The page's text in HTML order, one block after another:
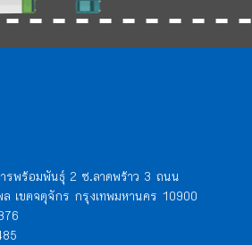
รพร้อมพันธุ์ 2 ซ.ลาดพร้าว 3 ถนน
ล เขตจตุจักร กรุงเทพมหานคร 10900